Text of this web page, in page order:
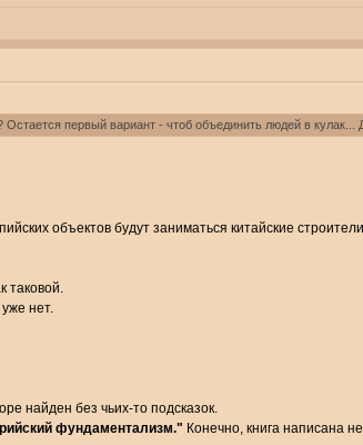
первый вариант - чтоб объединить людей в кулак...
объектов будут заниматься китайские
таковой.
нет.
найден без чьих-то подсказок.
фундаментализм." Конечно, книга написана